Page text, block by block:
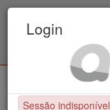
Metalúrgica e de
Login
Sessão